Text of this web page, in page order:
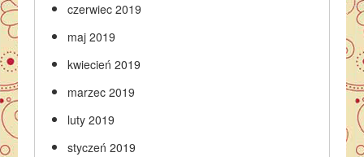
czerwiec 2019
maj 2019
kwiecień 2019
marzec 2019
luty 2019
styczeń 2019